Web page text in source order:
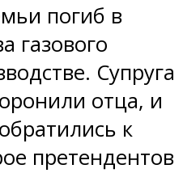
погиб в
газового
Супруга
отца, и
к
претендентов